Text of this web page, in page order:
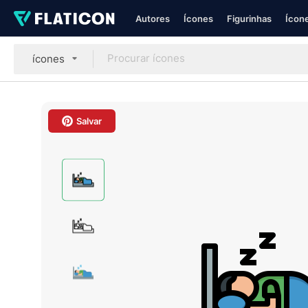
Autores Ícones Figurinhas
ícones
Salvar